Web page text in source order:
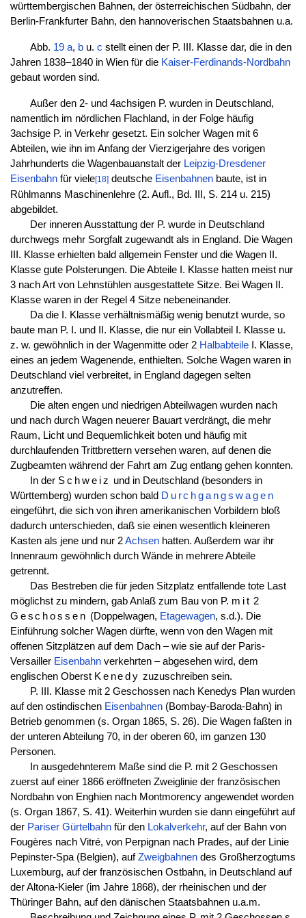
württembergischen Bahnen, der österreichischen Südbahn, der
Berlin-Frankfurter Bahn, den hannoverischen Staatsbahnen u.a.
Abb. 19 a, bu. c stellt einen der P. III. Klasse dar, die in den
Jahren 1838–1840 in Wien für die Kaiser-Ferdinands-Nordbahn
gebaut worden sind.
Außer den 2- und 4achsigen P. wurden in Deutschland,
namentlich im nördlichen Flachland, in der Folge häufig
3achsige P. in Verkehr gesetzt. Ein solcher Wagen mit 6
Abteilen, wie ihn im Anfang der Vierzigerjahre des vorigen
Jahrhunderts die Wagenbauanstalt der Leipzig-Dresdener
Eisenbahnfür viele[18]deutsche Eisenbahnenbaute, ist in
Rühlmanns Maschinenlehre (2. Aufl., Bd. III, S. 214 u. 215)
abgebildet.
Der inneren Ausstattung der P. wurde in Deutschland
durchwegs mehr Sorgfalt zugewandt als in England. Die Wagen
III. Klasse erhielten bald allgemein Fenster und die Wagen II.
Klasse gute Polsterungen. Die Abteile I. Klasse hatten meist nur
3 nach Art von Lehnstühlen ausgestattete Sitze. Bei Wagen II.
Klasse waren in der Regel 4 Sitze nebeneinander.
Da die I. Klasse verhältnismäßig wenig benutzt wurde, so
baute man P. I. und II. Klasse, die nur ein Vollabteil I. Klasse u.
z. w. gewöhnlich in der Wagenmitte oder 2 HalbabteileI. Klasse,
eines an jedem Wagenende, enthielten. Solche Wagen waren in
Deutschland viel verbreitet, in England dagegen selten
anzutreffen.
Die alten engen und niedrigen Abteilwagen wurden nach
und nach durch Wagen neuerer Bauart verdrängt, die mehr
Raum, Licht und Bequemlichkeit boten und häufig mit
durchlaufenden Trittbrettern versehen waren, auf denen die
Zugbeamten während der Fahrt am Zug entlang gehen konnten.
In der Schweiz und in Deutschland (besonders in
Württemberg) wurden schon bald Durchgangswagen
eingeführt, die sich von ihren amerikanischen Vorbildern bloß
dadurch unterschieden, daß sie einen wesentlich kleineren
Kasten als jene und nur 2Achsenhatten. Außerdem war ihr
Innenraum gewöhnlich durch Wände in mehrere Abteile
getrennt.
Das Bestreben die für jeden Sitzplatz entfallende tote Last
möglichst zu mindern, gab Anlaß zum Bau von P. mit 2
Geschossen (Doppelwagen, Etagewagen, s.d.). Die
Einführung solcher Wagen dürfte, wenn von den Wagen mit
offenen Sitzplätzen auf dem Dach – wie sie auf der Paris-
Versailler Eisenbahnverkehrten – abgesehen wird, dem
englischen Oberst Kenedy zuzuschreiben sein.
P. III. Klasse mit 2 Geschossen nach Kenedys Plan wurden
auf den ostindischen Eisenbahnen(Bombay-Baroda-Bahn) in
Betrieb genommen (s. Organ 1865, S. 26). Die Wagen faßten in
der unteren Abteilung 70, in der oberen 60, im ganzen 130
Personen.
In ausgedehnterem Maße sind die P. mit 2 Geschossen
zuerst auf einer 1866 eröffneten Zweiglinie der französischen
Nordbahn von Enghien nach Montmorency angewendet worden
(s. Organ 1867, S. 41). Weiterhin wurden sie dann eingeführt auf
der Pariser Gürtelbahnfür den Lokalverkehr, auf der Bahn von
Fougères nach Vitré, von Perpignan nach Prades, auf der Linie
Pepinster-Spa (Belgien), aufZweigbahnendes Großherzogtums
Luxemburg, auf der französischen Ostbahn, in Deutschland auf
der Altona-Kieler (im Jahre 1868), der rheinischen und der
Thüringer Bahn, auf den dänischen Staatsbahnen u.a.m.